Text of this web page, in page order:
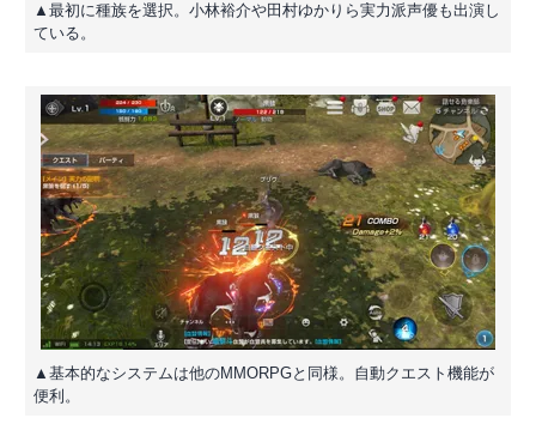
▲最初に種族を選択。小林裕介や田村ゆかりら実力派声優も出演し
ている。
▲基本的なシステムは他のMMORPGと同様。自動クエスト機能が
便利。